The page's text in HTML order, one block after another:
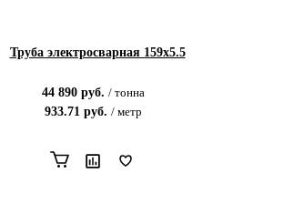
Труба электросварная 159х5.5
44 890руб. / тонна
933.71 руб. / метр